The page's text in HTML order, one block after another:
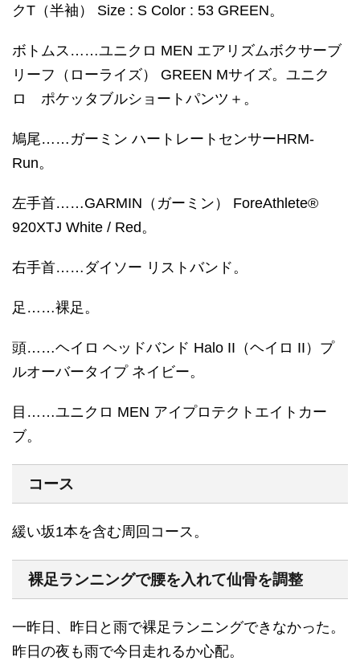
クT（半袖） Size : S Color : 53 GREEN。
ボトムス……ユニクロ MEN エアリズムボクサーブ
リーフ（ローライズ） GREEN Mサイズ。ユニク
ロ ポケッタブルショートパンツ＋。
鳩尾……ガーミン ハートレートセンサーHRM-
Run。
左手首……GARMIN（ガーミン） ForeAthlete®
920XTJ White / Red。
右手首……ダイソー リストバンド。
足……裸足。
頭……ヘイロ ヘッドバンド Halo II（ヘイロ II）プ
ルオーバータイプ ネイビー。
目……ユニクロ MEN アイプロテクトエイトカー
ブ。
コース
緩い坂1本を含む周回コース。
裸足ランニングで腰を入れて仙骨を調整
一昨日、昨日と雨で裸足ランニングできなかった。
昨日の夜も雨で今日走れるか心配。